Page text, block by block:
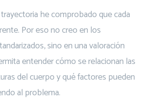
he comprobado que cada
Por eso no creo en los
sino en una valoración
entender cómo se relacionan las
del cuerpo y qué factores pueden
al problema.